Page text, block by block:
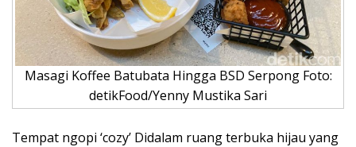
Masagi Koffee Batubata Hingga BSD Serpong Foto:
detikFood/Yenny Mustika Sari
Tempat ngopi ‘cozy’ Didalam ruang terbuka hijau yang